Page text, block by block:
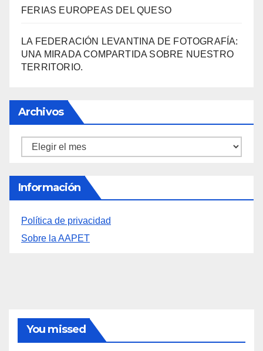
FERIAS EUROPEAS DEL QUESO
LA FEDERACIÓN LEVANTINA DE FOTOGRAFÍA:
UNA MIRADA COMPARTIDA SOBRE NUESTRO
TERRITORIO.
Archivos
Archivos
Información
Política de privacidad
Sobre la AAPET
You missed